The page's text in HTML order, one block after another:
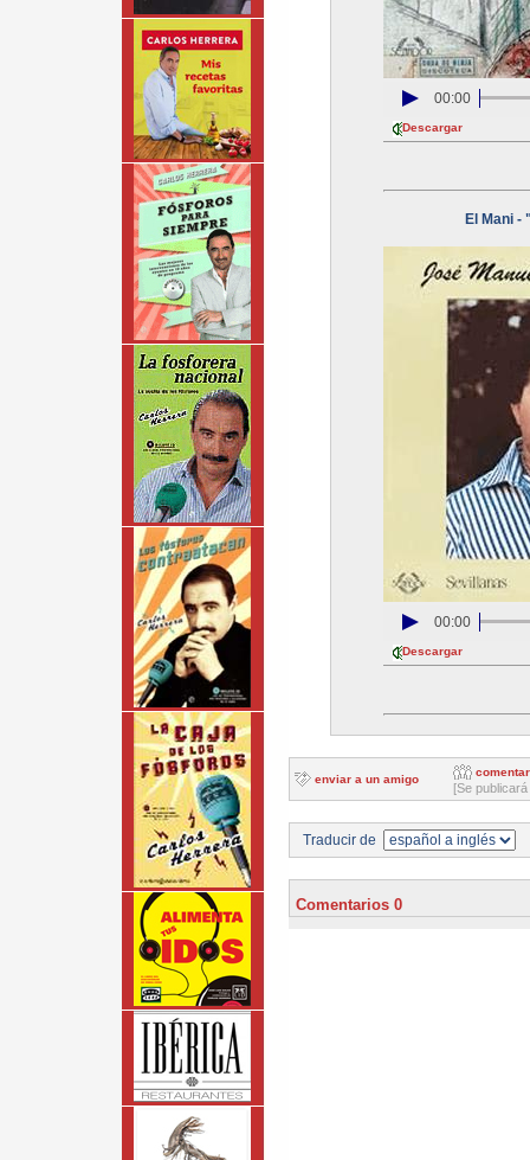
00:00
Descargar
El Mani -
00:00
Descargar
enviar a un amigo
comentar
[Se
Traducir de
Comentarios 0